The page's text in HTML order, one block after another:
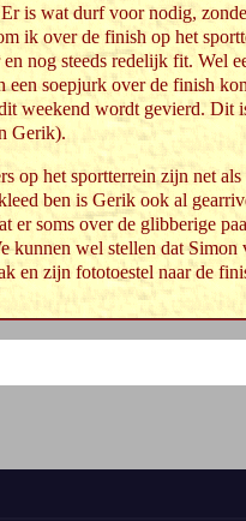
is wat durf voor nodig,
ik over de finish op het
nog steeds redelijk fit. Wel
een soepjurk over de finish
weekend wordt gevierd. Dit
Gerik).
op het sportterrein zijn net
ben is Gerik ook al
er soms over de glibberige
kunnen wel stellen dat Simon
en zijn fototoestel naar de